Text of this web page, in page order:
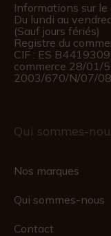
Informations sur
Du lundi au
(Sauf jours fériés)
Registre du
CIF : ES
commerce 28/01/
2003/670/N/07/
Qui sommes-
Nos marques
Qui sommes-nous
Contact